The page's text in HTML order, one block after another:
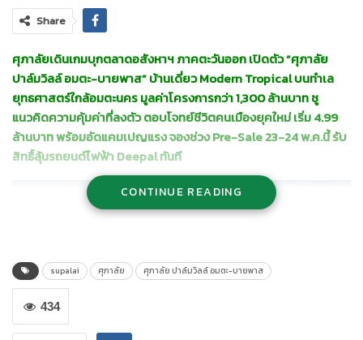
Share
ศุภาลัยเดินเกมบุกตลาดอสังหาฯ ภาคตะวันออก เปิดตัว“ศุภาลัย
ปาล์มวิลล์ อมตะ-บายพาส” บ้านเดี่ยว Modern Tropical บนทำเล
ยุทธศาสตร์ใกล้อมตะนคร มูลค่าโครงการกว่า 1,300 ล้านบาท ชู
แนวคิดความคุ้มค่าที่ลงตัว ตอบโจทย์ชีวิตคนเมืองยุคใหม่ เริ่ม 4.99
ล้านบาท พร้อมอัดแคมเปญแรง จองช่วง Pre-Sale 23-24 พ.ค.นี้ รับ
สิทธิ์ลุ้นรถยนต์ไฟฟ้า Deepal ทันที
CONTINUE READING
supalai ศุภาลัย ศุภาลัย ปาล์มวิลล์ อมตะ-บายพาส
434